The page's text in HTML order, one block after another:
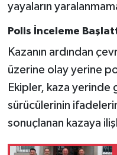
yayaların
Polis İnceleme
Kazanın ardından
üzerine olay yerine
Ekipler, kaza yerinde
sürücülerinin
sonuçlanan kazaya